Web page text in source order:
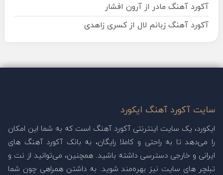
آکورد آهنگ مادر از آرون افشار
آکورد آهنگ زبانم لال از کسری زاهدی
سایت آکورد آهنگ ایکورد
ایکورد، یک سایت اینترنتی آکورد آهنگ است که به شما این امکان
را می‌دهد تا به راحتی و کاملا رایگان، به بانک آکورد آهنگ های
ایرانی و خارجی دسترسی داشته باشید. همچنین، می‌توانید از نت و
تبلچر های سایت نیز بهره‌مند شوید. به داشتن همراهی چون شما